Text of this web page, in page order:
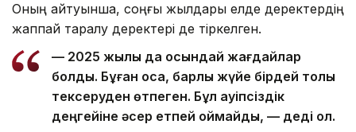
Оның айтуынша, соңғы жылдары елде деректердің
жаппай таралу деректері де тіркелген.
— 2025 жылы да осындай жағдайлар
болды. Бұған қоса, барлық жүйе бірдей толық
тексеруден өтпеген. Бұл қауіпсіздік
деңгейіне әсер етпей қоймайды, — деді ол.